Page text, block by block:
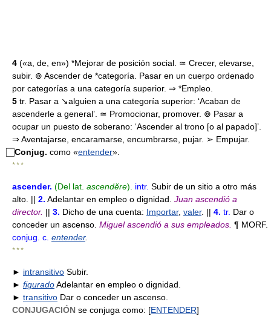
4 («a, de, en») *Mejorar de posición social. ≃ Crecer, elevarse,
subir. ⊚ Ascender de *categoría. Pasar en un cuerpo ordenado
por categorías a una categoría superior. ⇒ *Empleo.
5 tr. Pasar a ↘alguien a una categoría superior: ‘Acaban de
ascenderle a general’. ≃ Promocionar, promover. ⊚ Pasar a
ocupar un puesto de soberano: ‘Ascender al trono [o al papado]’.
⇒ Aventajarse, encaramarse, encumbrarse, pujar. ➢ Empujar.
⃞Conjug. como «entender».
* * *
ascender. (Del lat. ascendĕre). intr. Subir de un sitio a otro más
alto. || 2. Adelantar en empleo o dignidad. Juan ascendió a
director. || 3. Dicho de una cuenta: Importar, valer. || 4. tr. Dar o
conceder un ascenso. Miguel ascendió a sus empleados. ¶ MORF.
conjug. c. entender.
* * *
► intransitivo Subir.
► figuradoAdelantar en empleo o dignidad.
► transitivo Dar o conceder un ascenso.
CONJUGACIÓN se conjuga como: [ENTENDER]